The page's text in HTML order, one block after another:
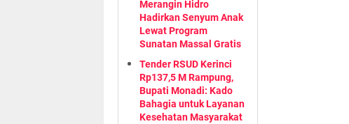
Merangin Hidro
Hadirkan Senyum Anak
Lewat Program
Sunatan Massal Gratis
Tender RSUD Kerinci
Rp137,5 M Rampung,
Bupati Monadi: Kado
Bahagia untuk Layanan
Kesehatan Masyarakat